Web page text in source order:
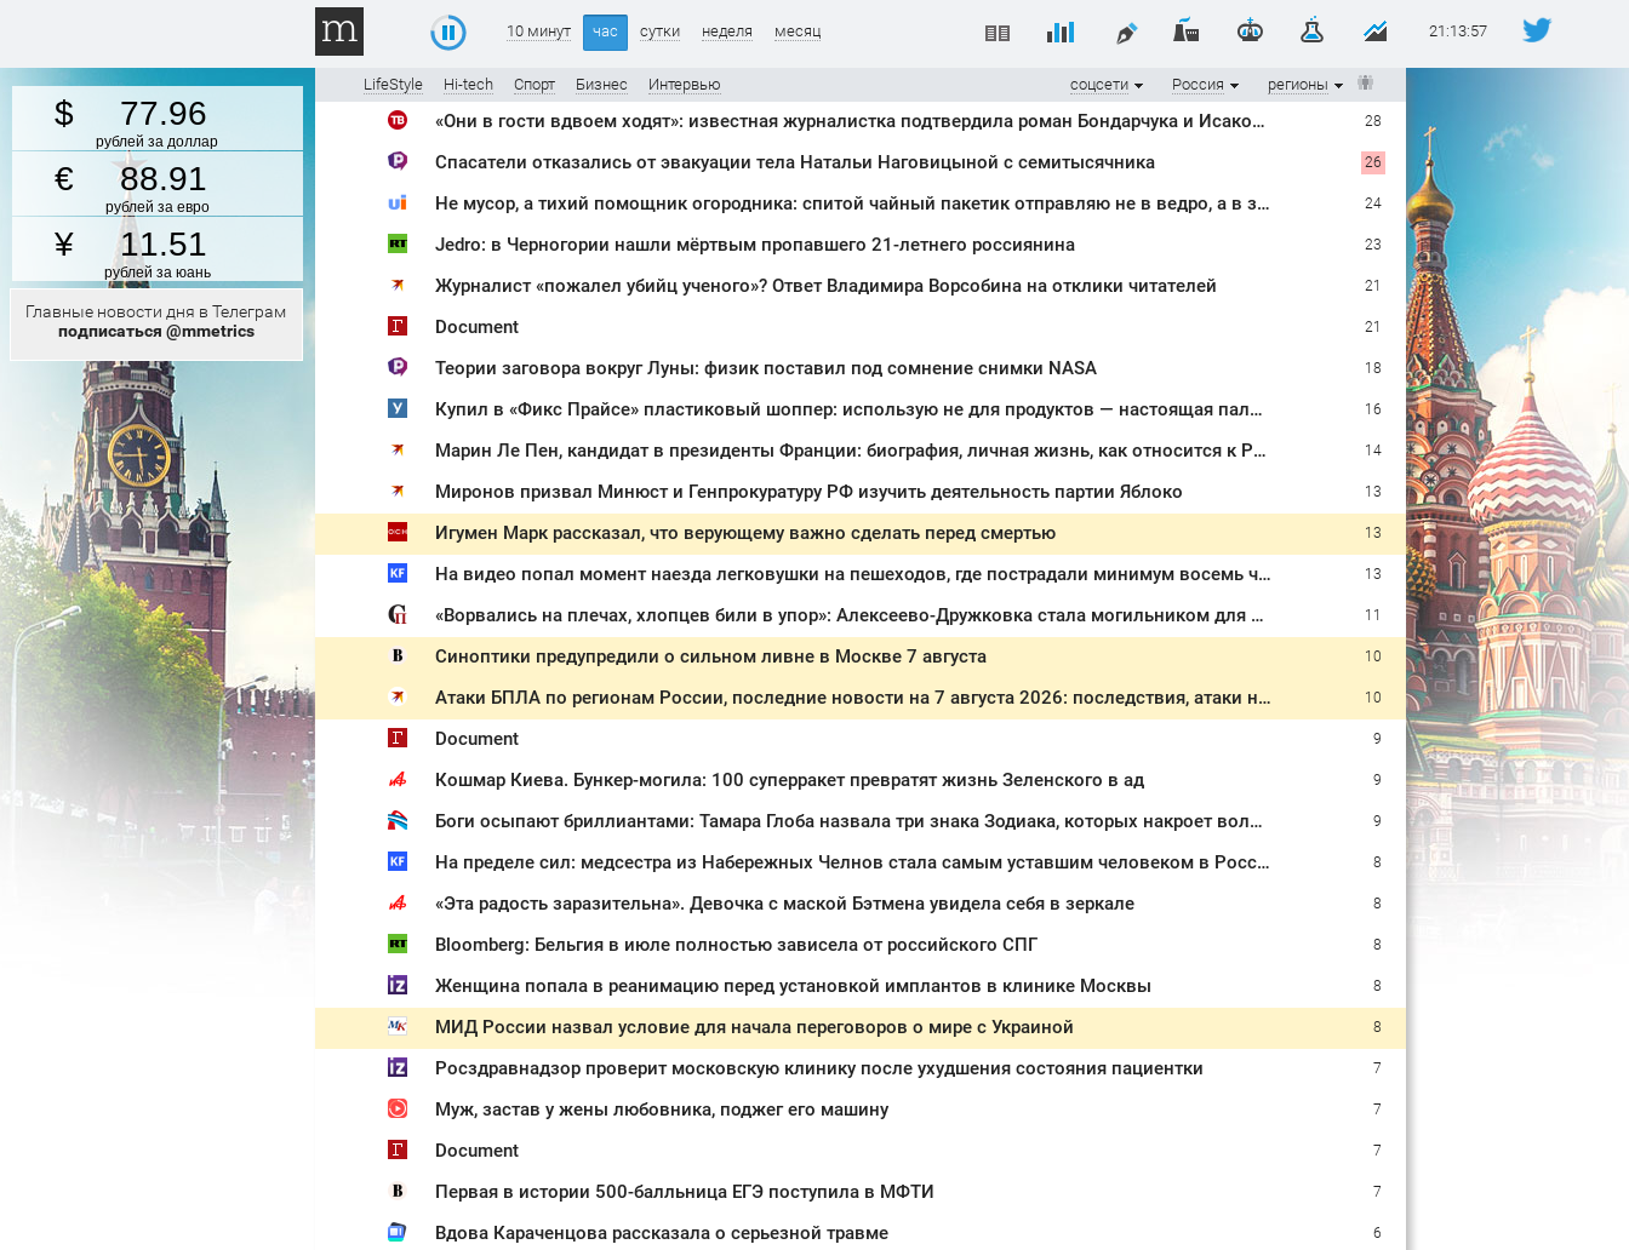
77.96
рублей за доллар
88.91
рублей за евро
11.51
рублей за юань
Главные новости дня в Телеграм
подписаться @mmetrics
21:13:58
10 минут час сутки неделя месяц
LifeStyle Hi-tech Спорт Бизнес Интервью регионы
Россия
соцсети
28
«Они в гости вдвоем ходят»: известная журналистка подтвердила роман Бондарчука и Исаковой
26
Спасатели отказались от эвакуации тела Натальи Наговицыной с семитысячника
24
Не мусор, а тихий помощник огородника: спитой чайный пакетик отправляю не в ведро, а в землю — работает сразу в двух направлениях
23
Jedro: в Черногории нашли мёртвым пропавшего 21-летнего россиянина
21
Журналист «пожалел убийц ученого»? Ответ Владимира Ворсобина на отклики читателей
21
Document
18
Теории заговора вокруг Луны: физик поставил под сомнение снимки NASA
16
Купил в «Фикс Прайсе» пластиковый шоппер: использую не для продуктов — настоящая палочка-выручалочка на даче, теперь без него никуда
14
Марин Ле Пен, кандидат в президенты Франции: биография, личная жизнь, как относится к России и Украине, прогноз на выборы президента Франции 2027, последние новости
13
Миронов призвал Минюст и Генпрокуратуру РФ изучить деятельность партии Яблоко
13
Игумен Марк рассказал, что верующему важно сделать перед смертью
13
На видео попал момент наезда легковушки на пешеходов, где пострадали минимум восемь человек 06/08/2026 – Новости
11
«Ворвались на плечах, хлопцев били в упор»: Алексеево-Дружковка стала могильником для «птах Мадьяра»
10
Синоптики предупредили о сильном ливне в Москве 7 августа
10
Атаки БПЛА по регионам России, последние новости на 7 августа 2026: последствия, атаки на склады Wildberries, состояние пострадавших
9
Document
9
Кошмар Киева. Бункер-могила: 100 суперракет превратят жизнь Зеленского в ад
9
Боги осыпают бриллиантами: Тамара Глоба назвала три знака Зодиака, которых накроет волной удачи с 7 августа
8
На пределе сил: медсестра из Набережных Челнов стала самым уставшим человеком в России 06/08/2026 – Новости
8
«Эта радость заразительна». Девочка с маской Бэтмена увидела себя в зеркале
8
Bloomberg: Бельгия в июле полностью зависела от российского СПГ
8
Женщина попала в реанимацию перед установкой имплантов в клинике Москвы
8
МИД России назвал условие для начала переговоров о мире с Украиной
7
Росздравнадзор проверит московскую клинику после ухудшения состояния пациентки
7
Муж, застав у жены любовника, поджег его машину
7
Document
7
Первая в истории 500-балльница ЕГЭ поступила в МФТИ
6
Вдова Караченцова рассказала о серьезной травме